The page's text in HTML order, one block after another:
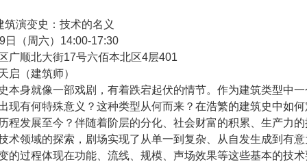
筑演变史：技术的名义
日（周六）14:00-17:30
广顺北大街17号六佰本北区4层401
启（建筑师）
本身就像一部戏剧，有着跌宕起伏的情节。作为建筑类型中
现有何特殊意义？这种类型从何而来？在浩繁的建筑史中如
程发展至今？伴随着阶层的分化、社会财富的积累、生产力
术领域的探索，剧场实现了从单一到复杂、从自发生成到有
的过程体现在功能、流线、规模、声场效果等这些基本的技